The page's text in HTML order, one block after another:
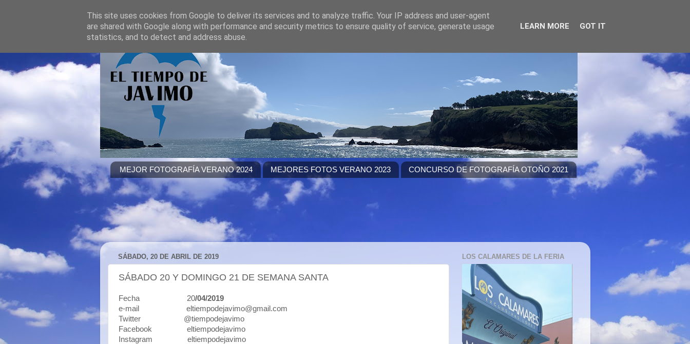
MEJOR FOTOGRAFÍA VERANO 2024 MEJORES FOTOS VERANO 2023 CONCURSO DE FOTOGRAFÍA OTOÑO 2021
SÁBADO, 20 DE ABRIL DE 2019
SÁBADO 20 Y DOMINGO 21 DE SEMANA SANTA
Fecha 20/04/2019
e-mail eltiempodejavimo@gmail.com
Twitter @tiempodejavimo
Facebook eltiempodejavimo
Instagram eltiempodejavimo
LOS CALAMARES DE LA FERIA
This site uses cookies from Google to deliver its services and to analyze traffic. Your IP address and user-agent
are shared with Google along with performance and security metrics to ensure quality of service, generate usage
statistics, and to detect and address abuse.
LEARN MORE GOT IT